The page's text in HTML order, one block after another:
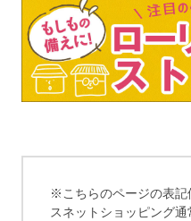
※こちらのページの表記
スネットショッピング通